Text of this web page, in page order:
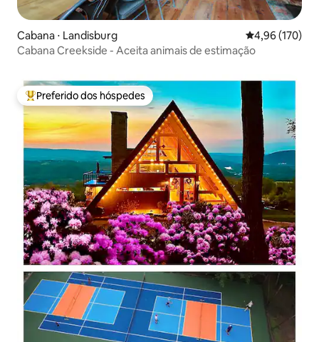
Cabana ⋅ Landisburg 4,96 de uma
4,96 (170)
Cabana Creekside - Aceita animais de estimação
Entre os melhores preferidos dos hóspedes
Preferido dos hóspedes